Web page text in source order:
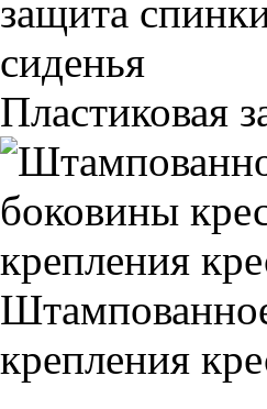
Пластиковая
крепления